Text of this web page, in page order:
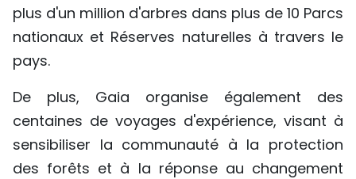
plus d'un million d'arbres dans plus de 10 Parcs
nationaux et Réserves naturelles à travers le
pays.
De plus, Gaia organise également des
centaines de voyages d'expérience, visant à
sensibiliser la communauté à la protection
des forêts et à la réponse au changement